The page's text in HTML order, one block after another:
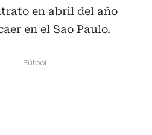
en abril del año
en el Sao Paulo.
Fútbol